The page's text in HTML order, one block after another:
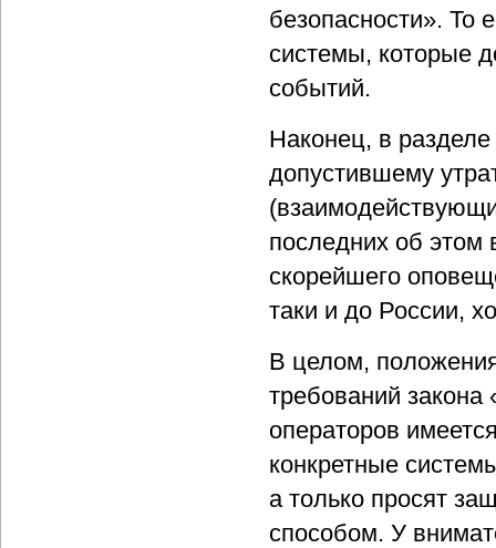
безопасности». То
системы, которые
событий.
Наконец, в разделе
допустившему
последних об этом
скорейшего
таки и до России,
В целом,
требований
операторов
конкретные
а только просят
способом. У